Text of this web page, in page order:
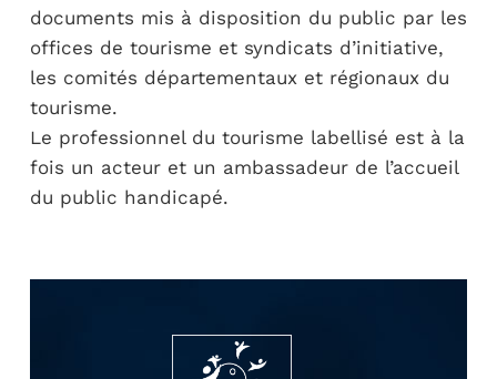
documents mis à disposition du public par les
offices de tourisme et syndicats d’initiative,
les comités départementaux et régionaux du
tourisme.
Le professionnel du tourisme labellisé est à la
fois un acteur et un ambassadeur de l’accueil
du public handicapé.